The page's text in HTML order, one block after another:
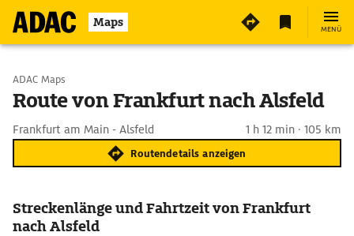
Maps MENÜ
Start wählen
ADAC Maps
Route von Frankfurt nach Alsfeld
Frankfurt am Main - Alsfeld 1 h 12 min · 105 km
Routendetails anzeigen
Streckenlänge und Fahrtzeit von Frankfurt
nach Alsfeld